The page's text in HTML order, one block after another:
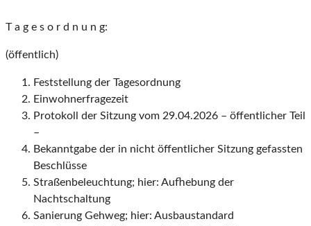
T a g e s o r d n u n g:
(öffentlich)
Feststellung der Tagesordnung
Einwohnerfragezeit
Protokoll der Sitzung vom 29.04.2026 – öffentlicher Teil
–
Bekanntgabe der in nicht öffentlicher Sitzung gefassten
Beschlüsse
Straßenbeleuchtung; hier: Aufhebung der
Nachtschaltung
Sanierung Gehweg; hier: Ausbaustandard